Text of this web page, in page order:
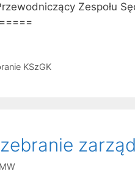
Zespołu
KSzGK
MW